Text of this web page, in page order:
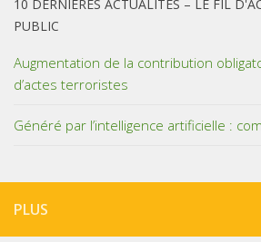
10 DERNIÈRES ACTUALITÉS – LE FIL
PUBLIC
Augmentation de la contribution
d’actes terroristes
Généré par l’intelligence artificielle :
PLUS